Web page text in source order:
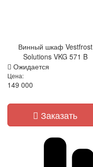
Винный шкаф Vestfrost
Solutions VKG 571 B
Ожидается
Цена:
149 000
Заказать